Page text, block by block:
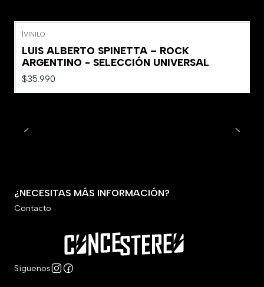
VINILO
LUIS ALBERTO SPINETTA – ROCK
ARGENTINO - SELECCIÓN UNIVERSAL
$35.990
¿NECESITAS MÁS INFORMACIÓN?
Contacto
Síguenos